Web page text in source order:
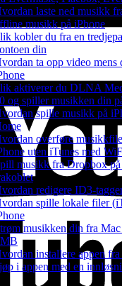
laste ned musikk
musikk på iPhone
kobler du fra en
din
ta opp video mens
aktiverer du DLNA
og spiller musikken din
spille musikk på
overføre
uten iTunes med
musikk fra Dropbox
redigere ID3-
spille lokale filer
musikken din fra
installere appen
i appen med en